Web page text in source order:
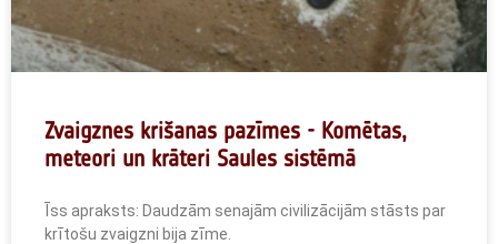
Zvaigznes krišanas pazīmes - Komētas,
meteori un krāteri Saules sistēmā
Īss apraksts: Daudzām senajām civilizācijām stāsts par
krītošu zvaigzni bija zīme.